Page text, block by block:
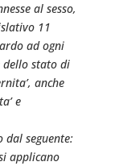
al sesso,
11
ad ogni
stato di
anche
e
dal seguente:
applicano